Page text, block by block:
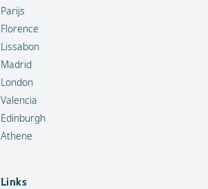
Parijs
Florence
Lissabon
Madrid
London
Valencia
Edinburgh
Athene
Links